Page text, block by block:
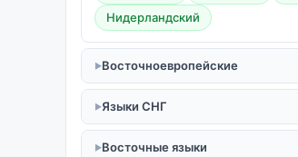
Нидерландский
Восточноевропейские
Языки СНГ
Восточные языки